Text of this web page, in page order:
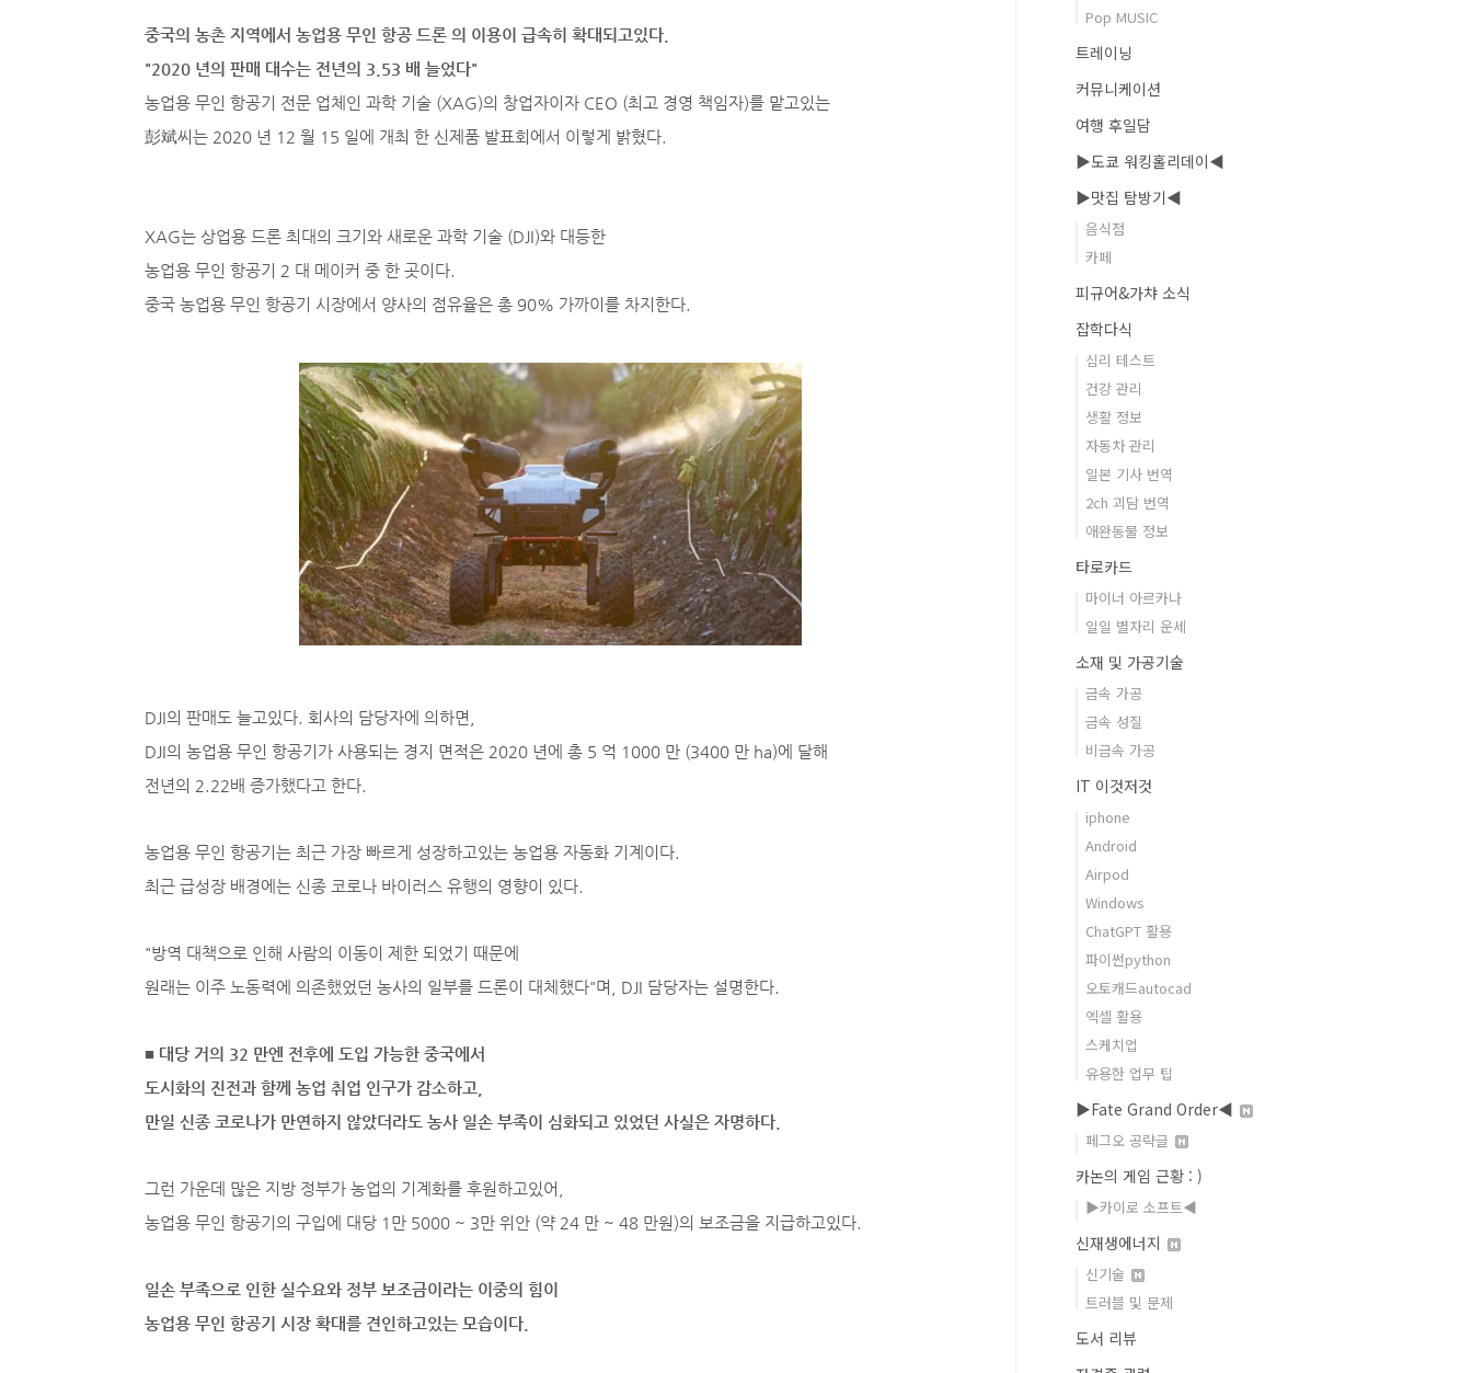
중국의 농촌 지역에서 농업용 무인 항공 드론 의 이용이 급속히 확대되고있다.
"2020 년의 판매 대수는 전년의 3.53 배 늘었다"
농업용 무인 항공기 전문 업체인 과학 기술 (XAG)의 창업자이자 CEO (최고 경영 책임자)를 맡고있는
彭斌씨는 2020 년 12 월 15 일에 개최 한 신제품 발표회에서 이렇게 밝혔다.
XAG는 상업용 드론 최대의 크기와 새로운 과학 기술 (DJI)와 대등한
농업용 무인 항공기 2 대 메이커 중 한 곳이다.
중국 농업용 무인 항공기 시장에서 양사의 점유율은 총 90% 가까이를 차지한다.
DJI의 판매도 늘고있다. 회사의 담당자에 의하면,
DJI의 농업용 무인 항공기가 사용되는 경지 면적은 2020 년에 총 5 억 1000 만 (3400 만 ha)에 달해
전년의 2.22배 증가했다고 한다.
농업용 무인 항공기는 최근 가장 빠르게 성장하고있는 농업용 자동화 기계이다.
최근 급성장 배경에는 신종 코로나 바이러스 유행의 영향이 있다.
"방역 대책으로 인해 사람의 이동이 제한 되었기 때문에
원래는 이주 노동력에 의존했었던 농사의 일부를 드론이 대체했다"며, DJI 담당자는 설명한다.
■ 대당 거의 32 만엔 전후에 도입 가능한 중국에서
도시화의 진전과 함께 농업 취업 인구가 감소하고,
만일 신종 코로나가 만연하지 않았더라도 농사 일손 부족이 심화되고 있었던 사실은 자명하다.
그런 가운데 많은 지방 정부가 농업의 기계화를 후원하고있어,
농업용 무인 항공기의 구입에 대당 1만 5000 ~ 3만 위안 (약 24 만 ~ 48 만원)의 보조금을 지급하고있다.
일손 부족으로 인한 실수요와 정부 보조금이라는 이중의 힘이
농업용 무인 항공기 시장 확대를 견인하고있는 모습이다.
Pop MUSIC
트레이닝
커뮤니케이션
여행 후일담
▶도쿄 워킹홀리데이◀
▶맛집 탐방기◀
음식점
카페
피규어&가챠 소식
잡학다식
심리 테스트
건강 관리
생활 정보
자동차 관리
일본 기사 번역
2ch 괴담 번역
애완동물 정보
타로카드
마이너 아르카나
일일 별자리 운세
소재 및 가공기술
금속 가공
금속 성질
비금속 가공
IT 이것저것
iphone
Android
Airpod
Windows
ChatGPT 활용
파이썬python
오토캐드autocad
엑셀 활용
스케치업
유용한 업무 팁
▶Fate Grand Order◀
페그오 공략글
카논의 게임 근황 : )
▶카이로 소프트◀
신재생에너지
신기술
트러블 및 문제
도서 리뷰